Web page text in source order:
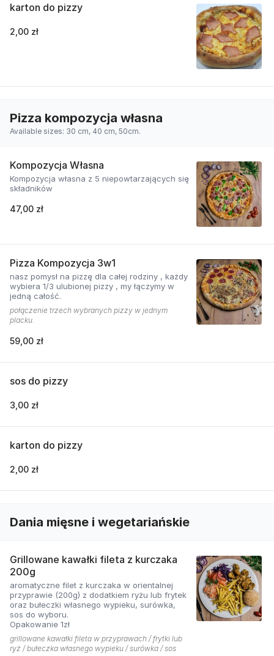
karton do pizzy
2,00 zł
Pizza kompozycja własna
Available sizes: 30 cm, 40 cm, 50cm.
Kompozycja Własna
Kompozycja własna z 5 niepowtarzających się
składników
47,00 zł
Pizza Kompozycja 3w1
nasz pomysł na pizzę dla całej rodziny , każdy
wybiera 1/3 ulubionej pizzy , my łączymy w
jedną całość.
połączenie trzech wybranych pizzy w jednym
placku.
59,00 zł
sos do pizzy
3,00 zł
karton do pizzy
2,00 zł
Dania mięsne i wegetariańskie
Grillowane kawałki fileta z kurczaka
200g
aromatyczne filet z kurczaka w orientalnej
przyprawie (200g) z dodatkiem ryżu lub frytek
oraz bułeczki własnego wypieku, surówka,
sos do wyboru.
Opakowanie 1zł
grillowane kawałki fileta w przyprawach / frytki lub
ryż / bułeczka własnego wypieku / surówka / sos